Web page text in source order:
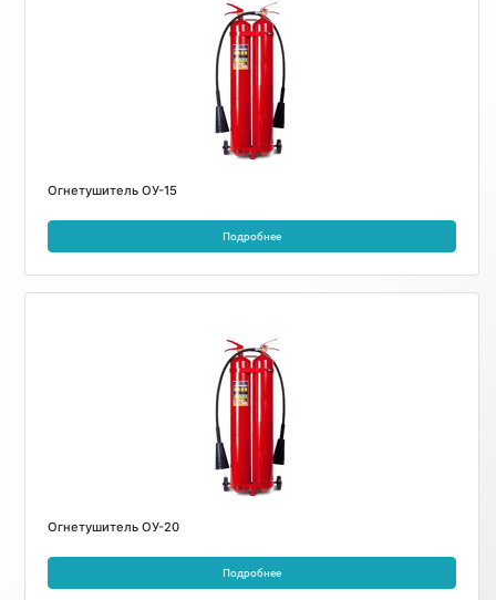
Огнетушитель ОУ-15
Подробнее
Огнетушитель ОУ-20
Подробнее